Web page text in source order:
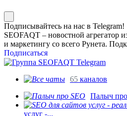
Подписывайтесь на нас в Telegram!
SEOFAQT – новостной агрегатор
и маркетингу со всего Рунета.
Подписаться
65 каналов
Палыч
услуг -...